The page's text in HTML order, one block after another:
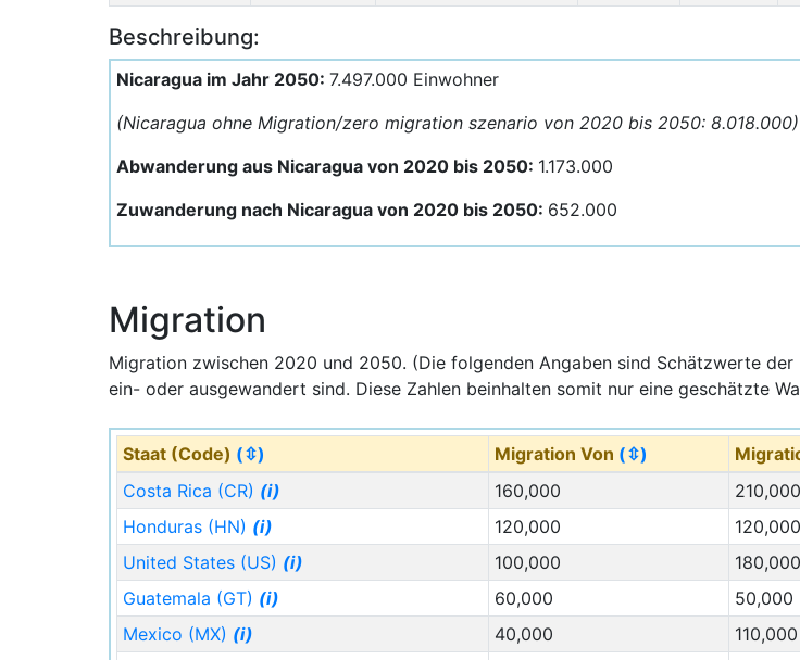
Beschreibung:
Nicaragua im Jahr 2050: 7.497.000 Einwohner
(Nicaragua ohne Migration/zero migration szenario von 2020 bis 2050: 8.018.000)
Abwanderung aus Nicaragua von 2020 bis 2050: 1.173.000
Zuwanderung nach Nicaragua von 2020 bis 2050: 652.000
Migration
Migration zwischen 2020 und 2050. (Die folgenden Angaben sind Schätzwerte
ein- oder ausgewandert sind. Diese Zahlen beinhalten somit nur eine geschätzte
Staat (Code) (⇳) Migration Von (⇳)
Costa Rica (CR) (i) 160,000
210,000
Honduras (HN) (i) 120,000
120,000
United States (US) (i) 100,000
180,000
Guatemala (GT) (i) 60,000
50,000
Mexico (MX) (i) 40,000
110,000